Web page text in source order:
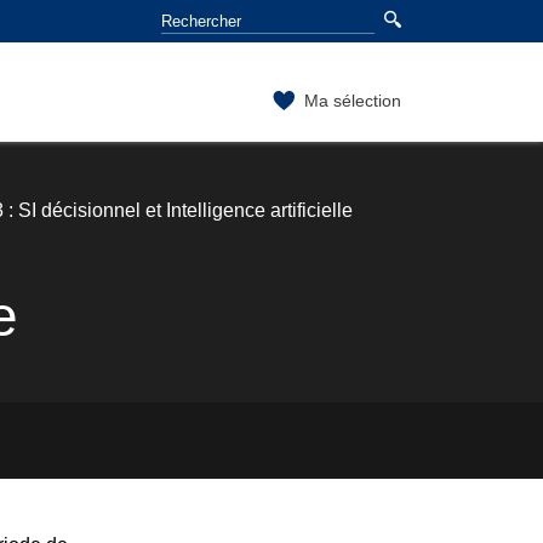
Ma sélection
: SI décisionnel et Intelligence artificielle